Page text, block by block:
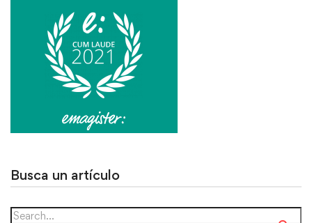
Busca un artículo